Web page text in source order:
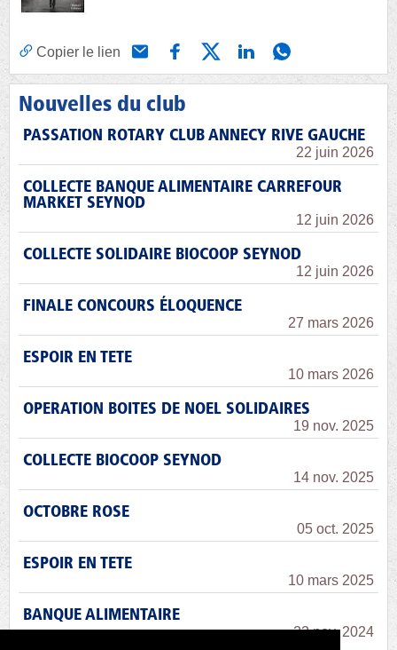
Copier le lien
Nouvelles du club
PASSATION ROTARY CLUB ANNECY RIVE GAUCHE
22 juin 2026
COLLECTE BANQUE ALIMENTAIRE CARREFOUR
MARKET SEYNOD
12 juin 2026
COLLECTE SOLIDAIRE BIOCOOP SEYNOD
12 juin 2026
FINALE CONCOURS ÉLOQUENCE
27 mars 2026
ESPOIR EN TETE
10 mars 2026
OPERATION BOITES DE NOEL SOLIDAIRES
19 nov. 2025
COLLECTE BIOCOOP SEYNOD
14 nov. 2025
OCTOBRE ROSE
05 oct. 2025
ESPOIR EN TETE
10 mars 2025
BANQUE ALIMENTAIRE
22 nov. 2024